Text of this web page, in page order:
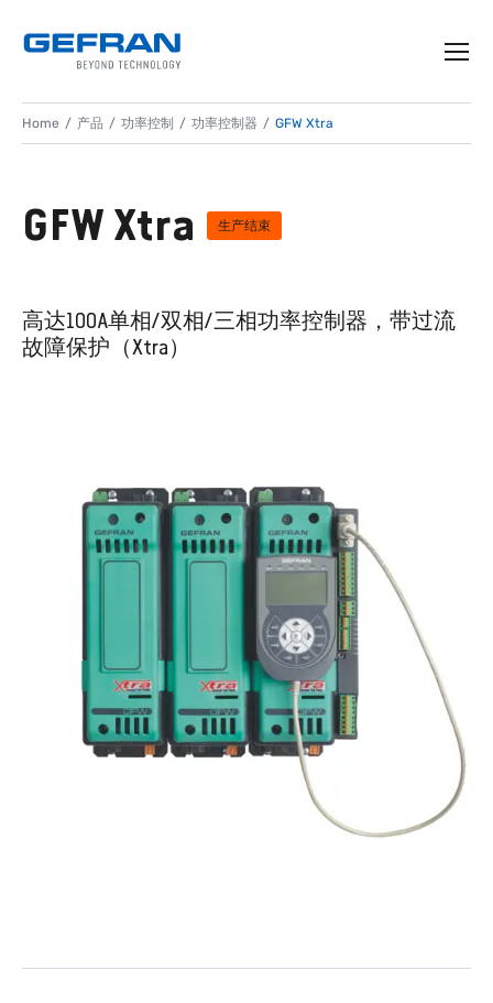
Home 产品 功率控制 功率控制器 GFW Xtra
GFW Xtra 生产结束
高达100A单相/双相/三相功率控制器，带过流
故障保护（Xtra）